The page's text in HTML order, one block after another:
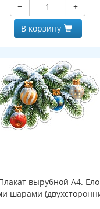
−
+
В корзину
вырубной А4.
шарами